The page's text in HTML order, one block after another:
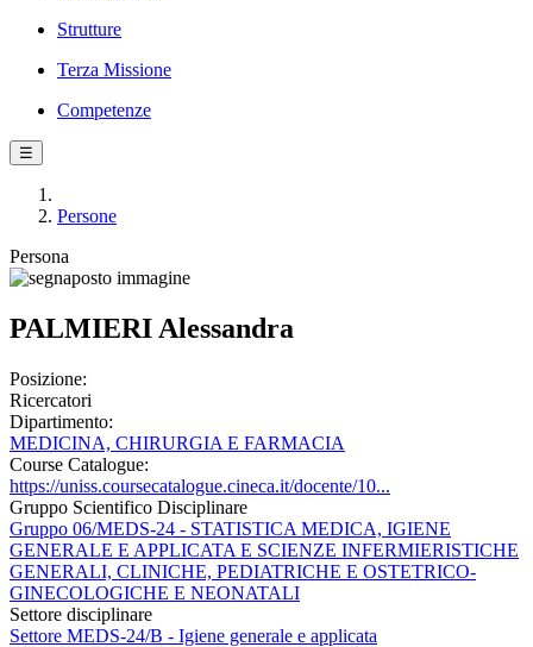
Strutture
Terza Missione
Competenze
☰
Persone
Persona
PALMIERI Alessandra
Posizione:
Ricercatori
Dipartimento:
MEDICINA, CHIRURGIA E FARMACIA
Course Catalogue:
https://uniss.coursecatalogue.cineca.it/docente/10...
Gruppo Scientifico Disciplinare
Gruppo 06/MEDS-24 - STATISTICA MEDICA, IGIENE
GENERALE E APPLICATA E SCIENZE INFERMIERISTICHE
GENERALI, CLINICHE, PEDIATRICHE E OSTETRICO-
GINECOLOGICHE E NEONATALI
Settore disciplinare
Settore MEDS-24/B - Igiene generale e applicata